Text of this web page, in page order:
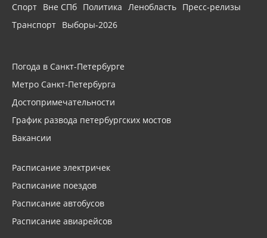
Спорт Вне СПб Политика Ленобласть Пресс-релизы
Транспорт Выборы-2026
Погода в Санкт-Петербурге
Метро Санкт-Петербурга
Достопримечательности
График развода петербургских мостов
Вакансии
Расписание электричек
Расписание поездов
Расписание автобусов
Расписание авиарейсов